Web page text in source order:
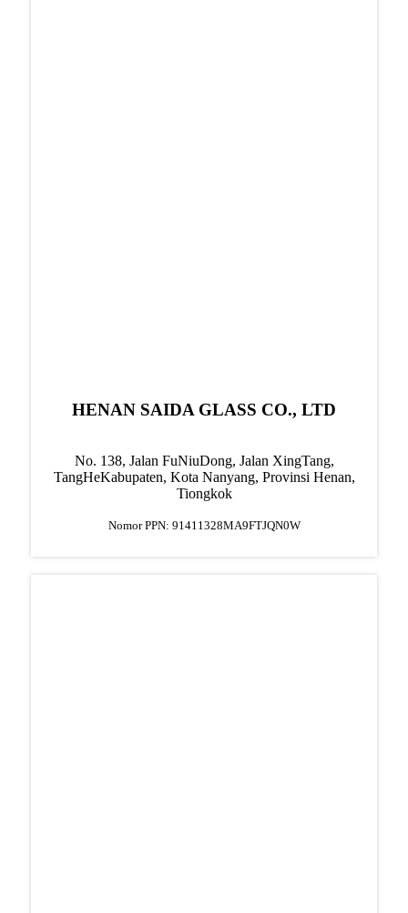
HENAN SAIDA GLASS CO., LTD
No. 138, Jalan FuNiuDong, Jalan XingTang,
TangHeKabupaten, Kota Nanyang, Provinsi Henan,
Tiongkok
Nomor PPN: 91411328MA9FTJQN0W